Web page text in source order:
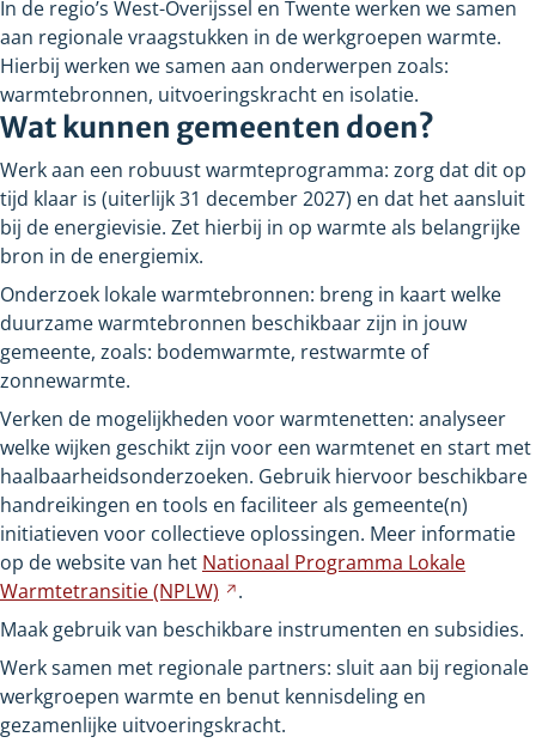
In de regio’s West-Overijssel en Twente werken we samen
aan regionale vraagstukken in de werkgroepen warmte.
Hierbij werken we samen aan onderwerpen zoals:
warmtebronnen, uitvoeringskracht en isolatie.
Wat kunnen gemeenten doen?
Werk aan een robuust warmteprogramma: zorg dat dit op
tijd klaar is (uiterlijk 31 december2027) en dat het aansluit
bij de energievisie. Zet hierbij in op warmte als belangrijke
bron in de energiemix.
Onderzoek lokale warmtebronnen: breng in kaart welke
duurzame warmtebronnen beschikbaar zijn in jouw
gemeente, zoals: bodemwarmte, restwarmte of
zonnewarmte.
Verken de mogelijkheden voor warmtenetten: analyseer
welke wijken geschikt zijn voor een warmtenet en start met
haalbaarheidsonderzoeken. Gebruik hiervoor beschikbare
handreikingen en tools en faciliteer als gemeente(n)
initiatieven voor collectieve oplossingen. Meer informatie
op de website van het Nationaal Programma Lokale
Warmtetransitie(NPLW)
Verwijst
naar
andere
website
.
Maak gebruik van beschikbare instrumenten en subsidies.
Werk samen met regionale partners: sluit aan bij regionale
werkgroepen warmte en benut kennisdeling en
gezamenlijke uitvoeringskracht.